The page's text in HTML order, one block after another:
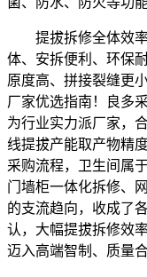
提拔拆修全体效率
体、安拆便利、环保
原度高、拼接裂缝更
厂家优选指南！良多
为行业实力派厂家，
线提拔产能取产物精
采购流程，卫生间属
门墙柜一体化拆修、
的支流趋向，收成了
认，大幅提拔拆修效
迈入高端智制、质量